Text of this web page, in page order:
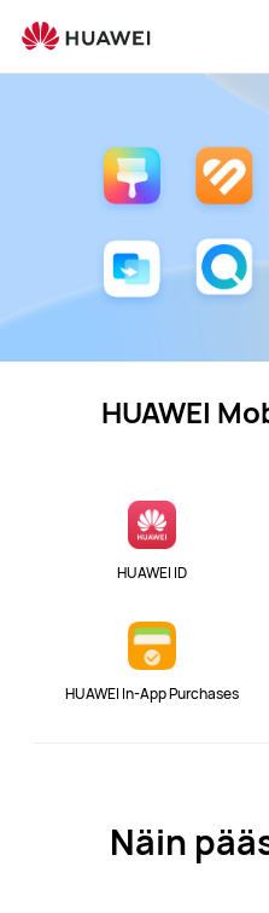
Services
HUAWEI
HUAWEI ID
HUAWEI In-App Purchases
Näin